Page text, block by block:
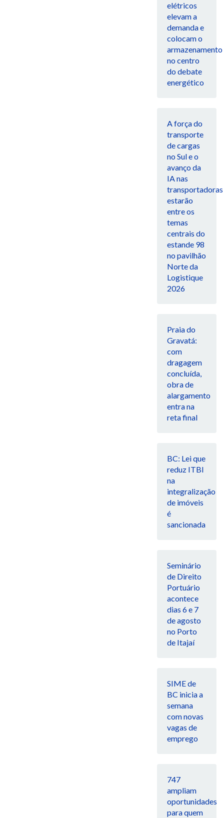
elétricos
elevam a
demanda e
colocam o
armazenamento
no centro
do debate
energético
A força do
transporte
de cargas
no Sul e o
avanço da
IA nas
transportadoras
estarão
entre os
temas
centrais do
estande 98
no pavilhão
Norte da
Logistique
2026
Praia do
Gravatá:
com
dragagem
concluída,
obra de
alargamento
entra na
reta final
BC: Lei que
reduz ITBI
na
integralização
de imóveis
é
sancionada
Seminário
de Direito
Portuário
acontece
dias 6 e 7
de agosto
no Porto
de Itajaí
SIME de
BC inicia a
semana
com novas
vagas de
emprego
747
ampliam
oportunidades
para quem